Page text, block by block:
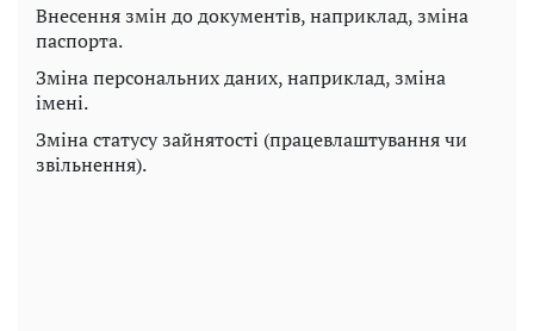
Внесення змін до документів, наприклад, зміна
паспорта.
Зміна персональних даних, наприклад, зміна
імені.
Зміна статусу зайнятості (працевлаштування чи
звільнення).